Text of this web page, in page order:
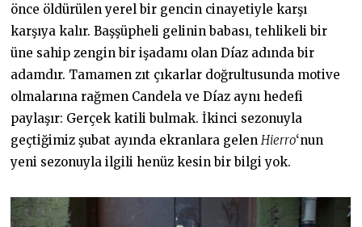
önce öldürülen yerel bir gencin cinayetiyle karşı
karşıya kalır. Başşüpheli gelinin babası, tehlikeli bir
üne sahip zengin bir işadamı olan Díaz adında bir
adamdır. Tamamen zıt çıkarlar doğrultusunda motive
olmalarına rağmen Candela ve Díaz aynı hedefi
paylaşır: Gerçek katili bulmak. İkinci sezonuyla
geçtiğimiz şubat ayında ekranlara gelen Hierro‘nun
yeni sezonuyla ilgili henüz kesin bir bilgi yok.